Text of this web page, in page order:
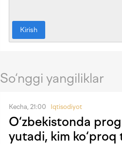
Kirish
So‘nggi yangiliklar
Kecha, 21:00 Iqtisodiyot
O‘zbekistonda
yutadi, kim